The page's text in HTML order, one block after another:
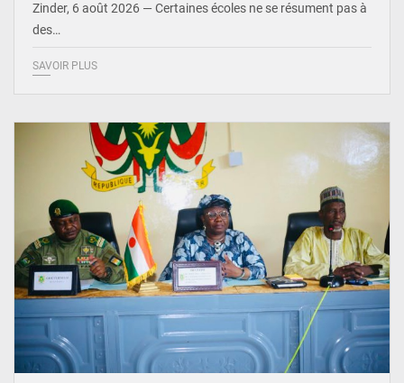
Zinder, 6 août 2026 — Certaines écoles ne se résument pas à
des…
SAVOIR PLUS